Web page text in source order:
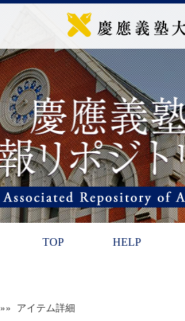
TOP HELP
»» アイテム詳細